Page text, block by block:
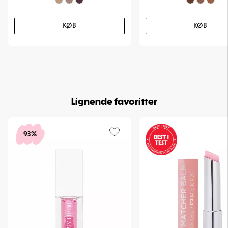
Er det store eller små hoops?
KØB KØB
Lignende favoritter
93%